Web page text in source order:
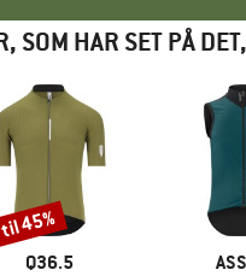
SOM HAR SET PÅ
MÆRKE
Q36.5
45%